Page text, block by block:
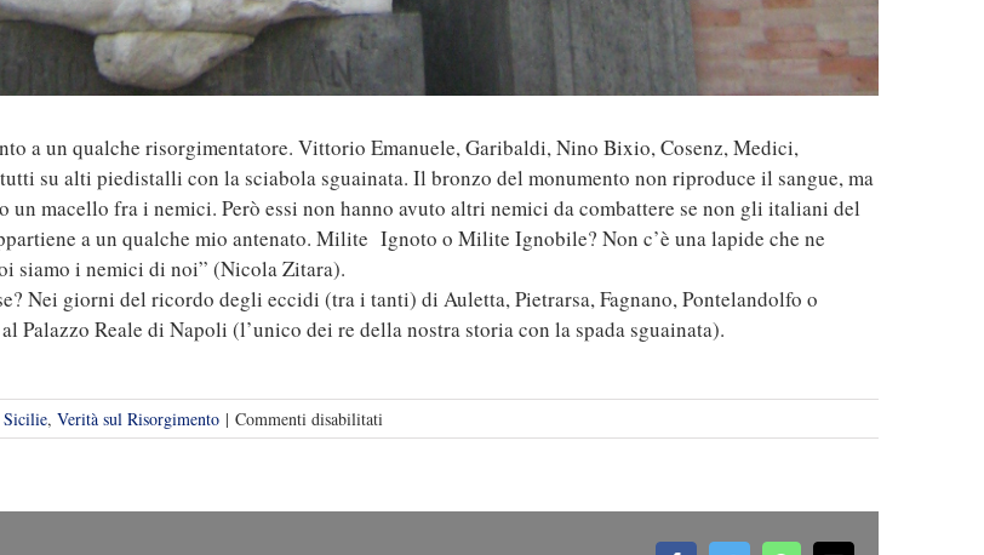
a un qualche risorgimentatore. Vittorio Emanuele, Garibaldi, Nino Bixio, Cosenz, Medici,
su alti piedistalli con la sciabola sguainata. Il bronzo del monumento non riproduce il sangue, ma
macello fra i nemici. Però essi non hanno avuto altri nemici da combattere se non gli italiani del
a un qualche mio antenato. Milite Ignoto o Milite Ignobile? Non c’è una lapide che ne
siamo i nemici di noi” (Nicola Zitara).
Nei giorni del ricordo degli eccidi (tra i tanti) di Auletta, Pietrarsa, Fagnano, Pontelandolfo o
Reale di Napoli (l’unico dei re della nostra storia con la spada sguainata).
Sicilie, Verità sul Risorgimento | Commenti disabilitati
Quei
quelle